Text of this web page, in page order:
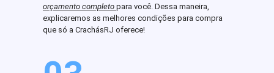
orçamento completo para você. Dessa maneira,
explicaremos as melhores condições para compra
que só a CrachásRJ oferece!